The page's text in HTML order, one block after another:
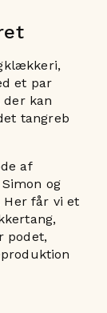
et par
der kan
tangreb
af
og
Her får vi et
podet,